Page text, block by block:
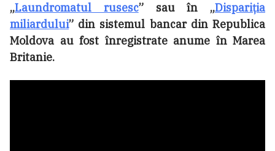
„Laundromatul rusesc” sau în „Dispariția
miliardului” din sistemul bancar din Republica
Moldova au fost înregistrate anume în Marea
Britanie.